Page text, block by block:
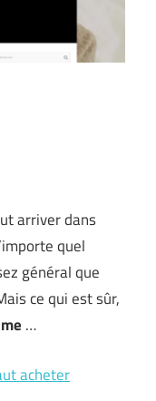
arriver dans
quel
général que
ce qui est sûr,
…
acheter